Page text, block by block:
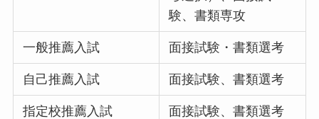
験、書類専攻
一般推薦入試 面接試験・書類選考
自己推薦入試 面接試験、書類選考
指定校推薦入試 面接試験、書類選考